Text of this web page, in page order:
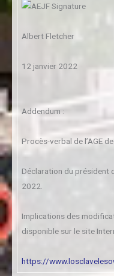
Albert Fletcher
12 janvier 2022
Addendum :
Procès-verbal de l’AGE
Déclaration du président
2022.
Implications des
disponible sur le site
https://